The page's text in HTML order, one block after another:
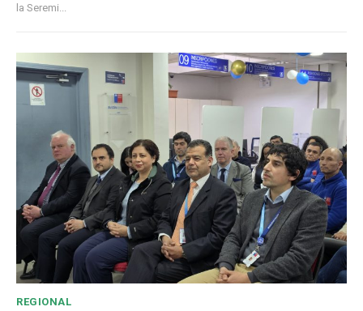
la Seremi...
REGIONAL